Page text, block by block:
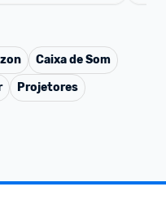
Caixa de Som
Projetores